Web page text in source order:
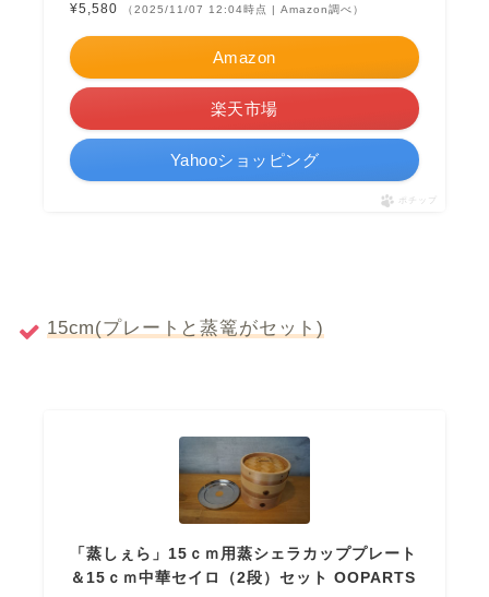
¥5,580 （2025/11/07 12:04時点 | Amazon調べ）
Amazon
楽天市場
Yahooショッピング
ポチップ
15cm(プレートと蒸篭がセット)
「蒸しぇら」15ｃｍ用蒸シェラカッププレート
＆15ｃｍ中華セイロ（2段）セット OOPARTS